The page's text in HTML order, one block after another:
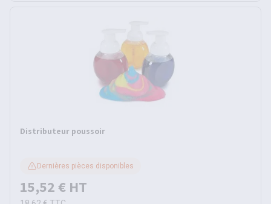
Distributeur poussoir
Dernières pièces disponibles
15,52 € HT